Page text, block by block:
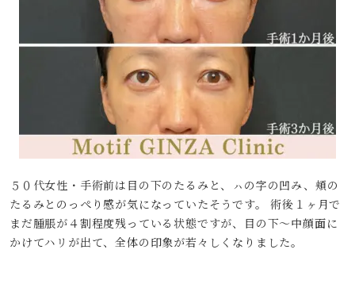
５０代女性・手術前は目の下のたるみと、ㇵの字の凹み、頬の
たるみとのっぺり感が気になっていたそうです。 術後１ヶ月で
まだ腫脹が４割程度残っている状態ですが、目の下〜中顔面に
かけてハリが出て、全体の印象が若々しくなりました。